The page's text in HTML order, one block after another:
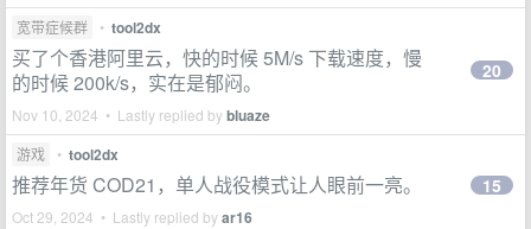
宽带症候群 • tool2dx
买了个香港阿里云，快的时候 5M/s 下载速度，慢
的时候 200k/s，实在是郁闷。
Nov 10, 2024 • Lastly replied bybluaze
20
游戏 • tool2dx
推荐年货 COD21，单人战役模式让人眼前一亮。
Oct 29, 2024 • Lastly replied byar16
15